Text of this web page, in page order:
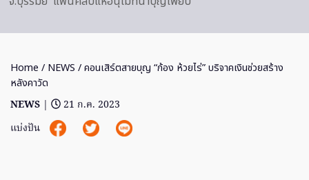
Home / NEWS / คอนเสิร์ตสายบุญ “ก้อง ห้วยไร่” บริจาคเงินช่วยสร้าง
หลังคาวัด
NEWS |
21 ก.ค. 2023
แบ่งปัน